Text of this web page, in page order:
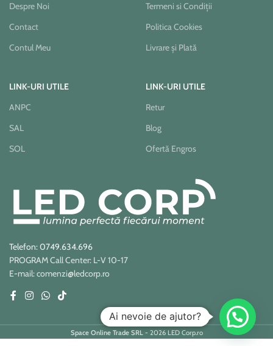
Despre Noi
Contact
Contul Meu
Termeni si Condiții
Politica Cookies
Livrare și Plată
LINK-URI UTILE
ANPC
SAL
SOL
LINK-URI UTILE
Retur
Blog
Ofertă Engros
Telefon: 0749.634.696
PROGRAM Call Center: L-V 10-17
E-mail: comenzi@ledcorp.ro
Space Online Trade SRL - 2026 LED Corp.ro
Ai nevoie de ajutor?